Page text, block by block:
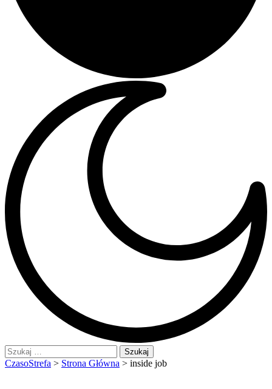
Szukaj:
CzasoStrefa > Strona Główna > inside job